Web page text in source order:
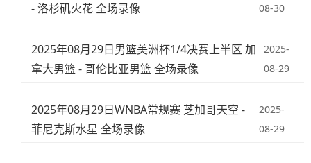
- 洛杉矶火花 全场录像
08-30
2025年08月29日男篮美洲杯1/4决赛上半区 加
拿大男篮 - 哥伦比亚男篮 全场录像
2025-
08-29
2025年08月29日WNBA常规赛 芝加哥天空 -
菲尼克斯水星 全场录像
2025-
08-29